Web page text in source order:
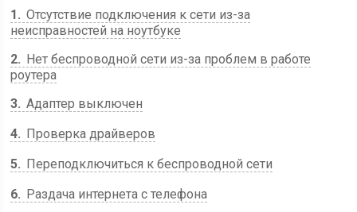
1
Отсутствие подключения к сети из-за
неисправностей на ноутбуке
2
Нет беспроводной сети из-за проблем в работе
роутера
3 Адаптер выключен
4
Проверка драйверов
5
Переподключиться к беспроводной сети
6
Раздача интернета с телефона